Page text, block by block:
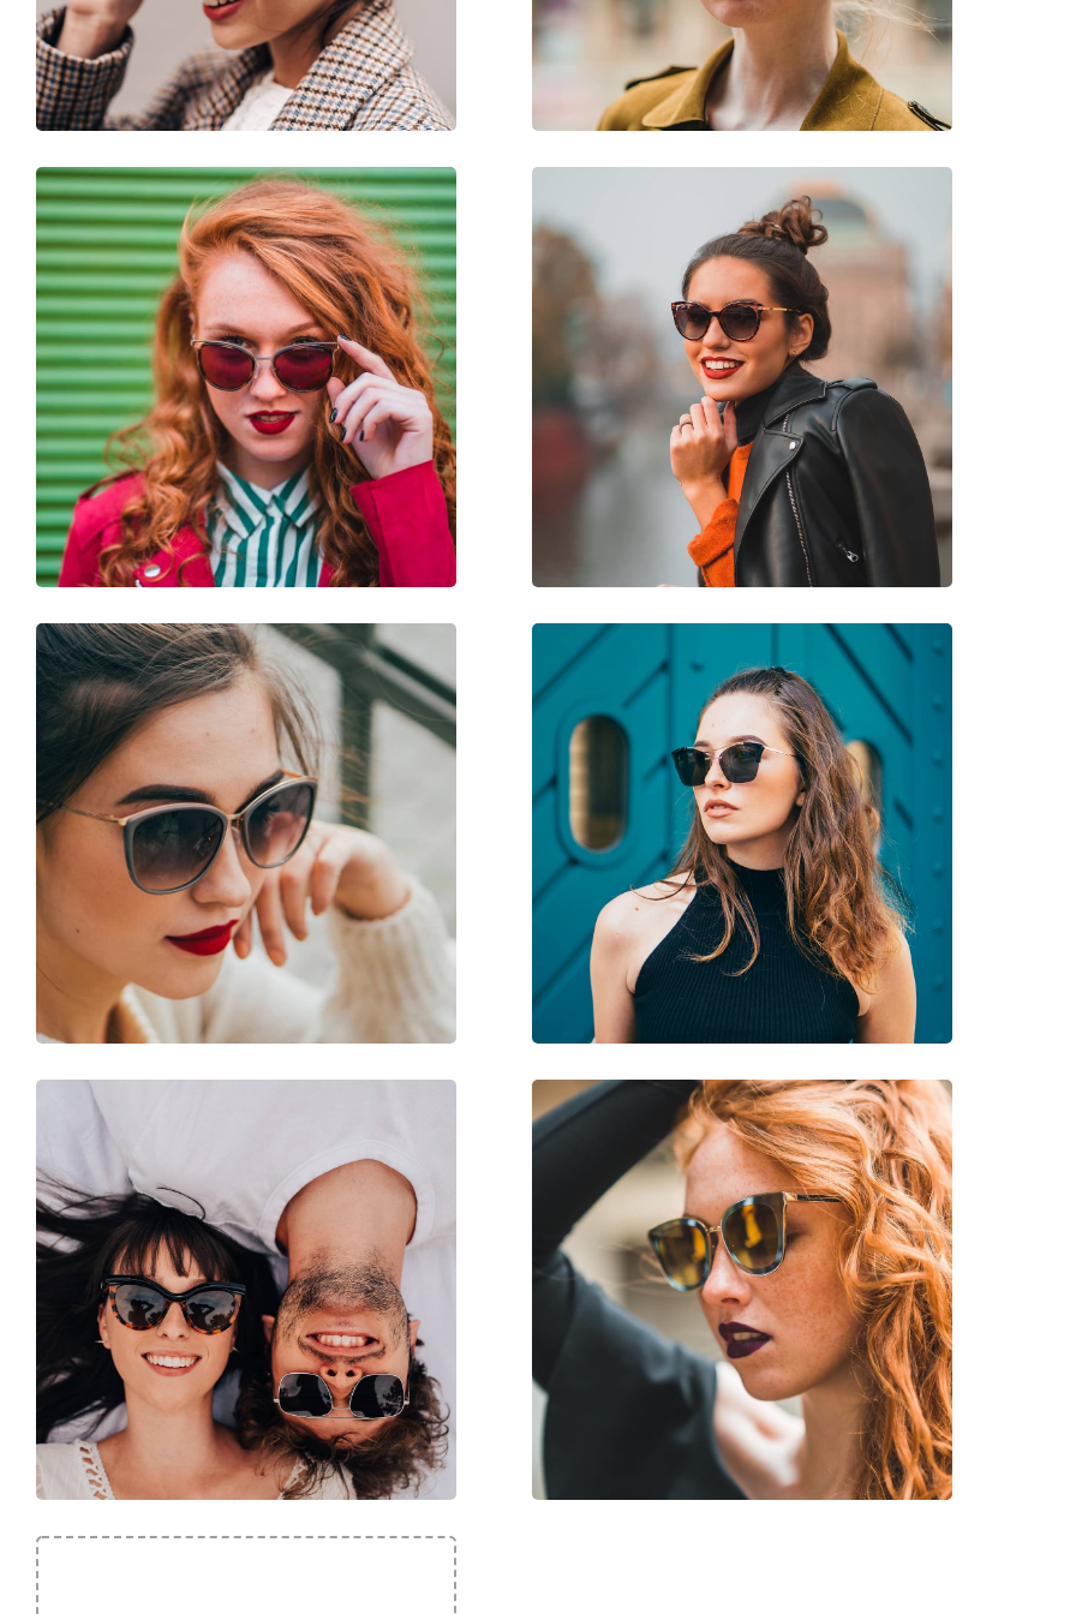
Βάρος:
180 γρ
Ρυθμιζόμενα μαξιλάρια μύτης:
Όχι
Εύκαμπτη άρθρωση:
Όχι
Αξεσουάρ
Παρέχονται με θήκη:
Ναι
Πανί καθαρισμού:
Ναι
Άλλα
Τύπος:
Γυναικεία
Κατηγορία:
Γυαλιά Ηλίου Επώνυμες Μάρκες
Μάρκα:
Chiara Ferragni
Χρήση:
Μόδα
Κωδικός Προϊόντος / Μοντέλο:
CF 7006/S 35J IR 53